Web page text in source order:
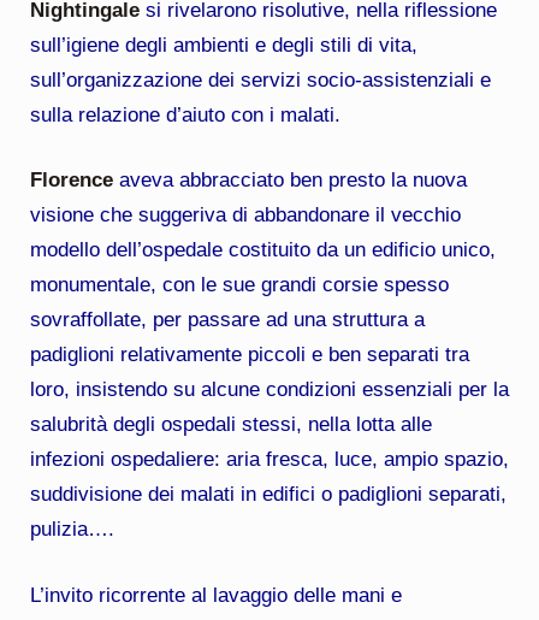
Nightingalesi rivelarono risolutive, nella riflessione
sull’igiene degli ambienti e degli stili di vita,
sull’organizzazione dei servizi socio-assistenziali e
sulla relazione d’aiuto con i malati.
Florenceaveva abbracciato ben presto la nuova
visione che suggeriva di abbandonare il vecchio
modello dell’ospedale costituito da un edificio unico,
monumentale, con le sue grandi corsie spesso
sovraffollate, per passare ad una struttura a
padiglioni relativamente piccoli e ben separati tra
loro, insistendo su alcune condizioni essenziali per la
salubrità degli ospedali stessi, nella lotta alle
infezioni ospedaliere: aria fresca, luce, ampio spazio,
suddivisione dei malati in edifici o padiglioni separati,
pulizia….
L’invito ricorrente al lavaggio delle mani e